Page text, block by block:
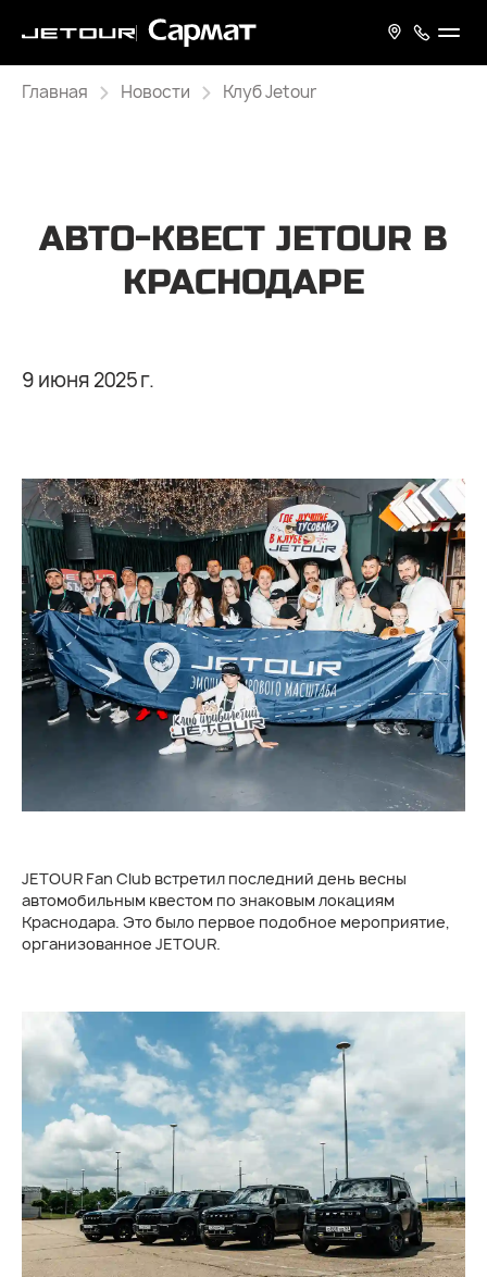
Главная Новости Клуб Jetour
АВТО-КВЕСТ JETOUR В
КРАСНОДАРЕ
9 июня 2025 г.
JETOUR Fan Club встретил последний день весны
автомобильным квестом по знаковым локациям
Краснодара. Это было первое подобное мероприятие,
организованное JETOUR.